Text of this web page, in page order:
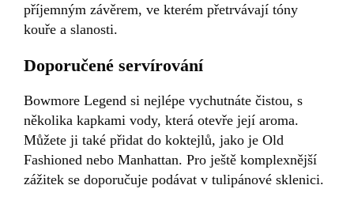
příjemným závěrem, ve kterém přetrvávají tóny
kouře a slanosti.
Doporučené servírování
Bowmore Legend si nejlépe vychutnáte čistou, s
několika kapkami vody, která otevře její aroma.
Můžete ji také přidat do koktejlů, jako je Old
Fashioned nebo Manhattan. Pro ještě komplexnější
zážitek se doporučuje podávat v tulipánové sklenici.